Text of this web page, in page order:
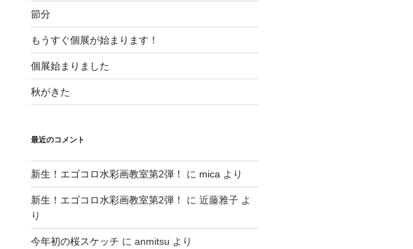
節分
もうすぐ個展が始まります！
個展始まりました
秋がきた
最近のコメント
新生！エゴコロ水彩画教室第2弾！ に mica より
新生！エゴコロ水彩画教室第2弾！ に 近藤雅子よ
り
今年初の桜スケッチ に anmitsu より